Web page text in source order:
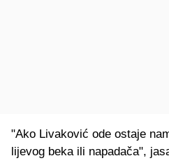
"Ako Livaković ode ostaje
lijevog beka ili napadača",